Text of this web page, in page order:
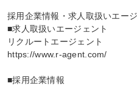
採用企業情報・求人取扱いエー
■求人取扱いエージェント
リクルートエージェント
https://www.r-agent.com/
■採用企業情報